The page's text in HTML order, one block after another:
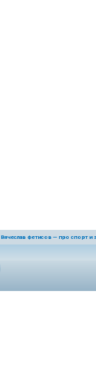
Вячеслав Фетисов — про спорт и